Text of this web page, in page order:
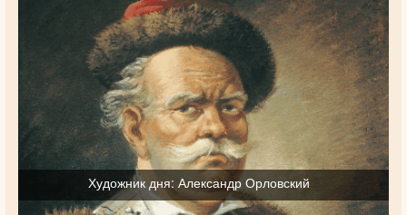
Художник дня: Александр Орловский